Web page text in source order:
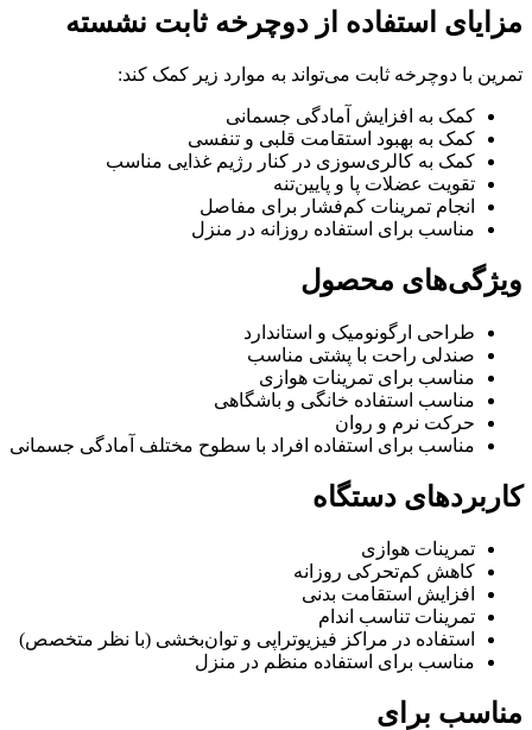
مزایای استفاده از دوچرخه ثابت نشسته
تمرین با دوچرخه ثابت می‌تواند به موارد زیر کمک کند:
کمک به افزایش آمادگی جسمانی
کمک به بهبود استقامت قلبی و تنفسی
کمک به کالری‌سوزی در کنار رژیم غذایی مناسب
تقویت عضلات پا و پایین‌تنه
انجام تمرینات کم‌فشار برای مفاصل
مناسب برای استفاده روزانه در منزل
ویژگی‌های محصول
طراحی ارگونومیک و استاندارد
صندلی راحت با پشتی مناسب
مناسب برای تمرینات هوازی
مناسب استفاده خانگی و باشگاهی
حرکت نرم و روان
مناسب برای استفاده افراد با سطوح مختلف آمادگی جسمانی
کاربردهای دستگاه
تمرینات هوازی
کاهش کم‌تحرکی روزانه
افزایش استقامت بدنی
تمرینات تناسب اندام
استفاده در مراکز فیزیوتراپی و توان‌بخشی (با نظر متخصص)
مناسب برای استفاده منظم در منزل
مناسب برای